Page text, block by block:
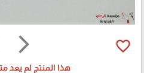
arrow_forward_ios favorite_border
هذا المنتج لم يعد